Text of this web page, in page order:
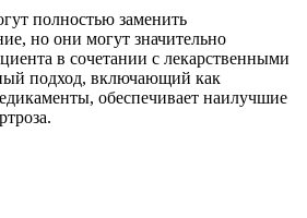
полностью заменить
но они могут значительно
в сочетании с лекарственными
подход, включающий как
обеспечивает наилучшие